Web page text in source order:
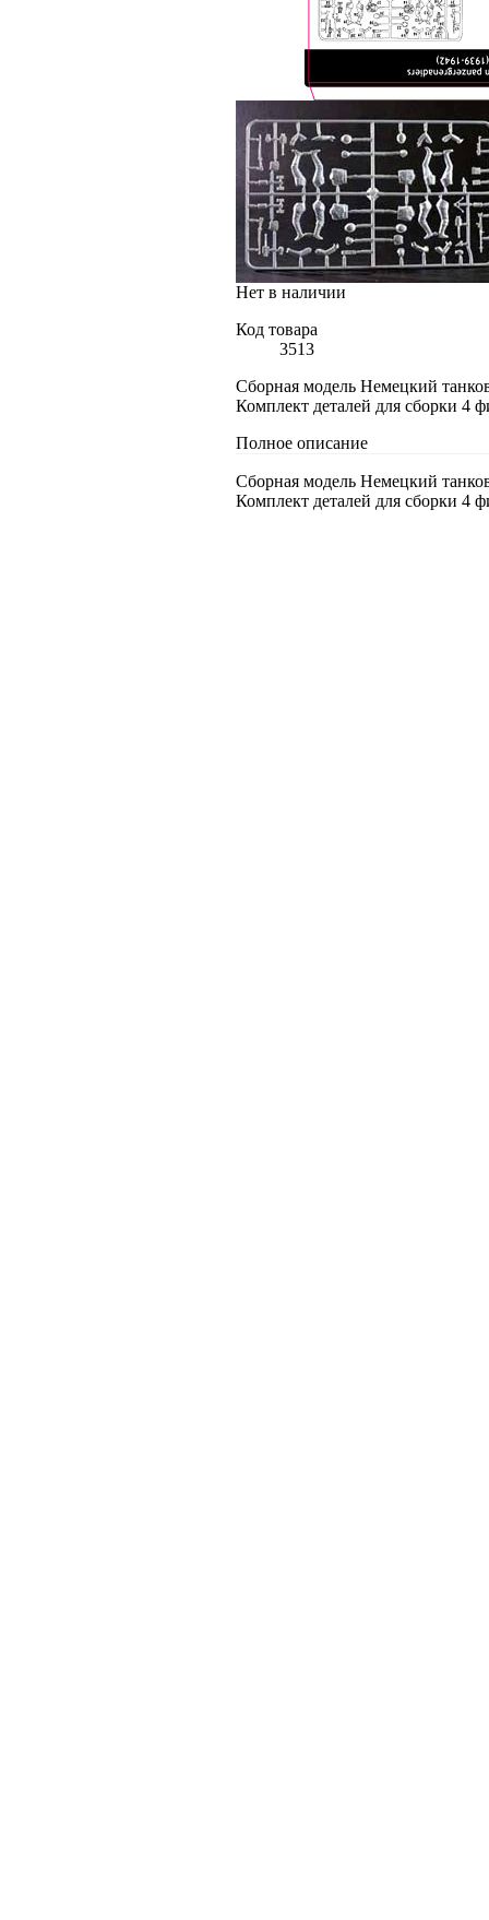
Нет в наличии
Код товара
3513
Сборная модель Немецкий
Комплект деталей для сборки 4
Полное описание
Сборная модель Немецкий
Комплект деталей для сборки 4